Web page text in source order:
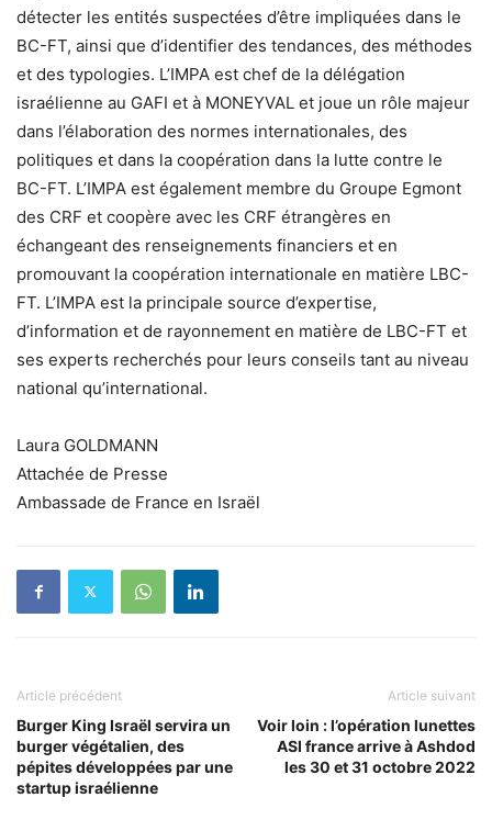
détecter les entités suspectées d’être impliquées dans le
BC-FT, ainsi que d’identifier des tendances, des méthodes
et des typologies. L’IMPA est chef de la délégation
israélienne au GAFI et à MONEYVAL et joue un rôle majeur
dans l’élaboration des normes internationales, des
politiques et dans la coopération dans la lutte contre le
BC-FT. L’IMPA est également membre du Groupe Egmont
des CRF et coopère avec les CRF étrangères en
échangeant des renseignements financiers et en
promouvant la coopération internationale en matière LBC-
FT. L’IMPA est la principale source d’expertise,
d’information et de rayonnement en matière de LBC-FT et
ses experts recherchés pour leurs conseils tant au niveau
national qu’international.
Laura GOLDMANN
Attachée de Presse
Ambassade de France en Israël
Article précédent
Burger King Israël servira un
burger végétalien, des
pépites développées par une
startup israélienne
Article suivant
Voir loin : l’opération lunettes
ASI france arrive à Ashdod
les 30 et 31 octobre 2022